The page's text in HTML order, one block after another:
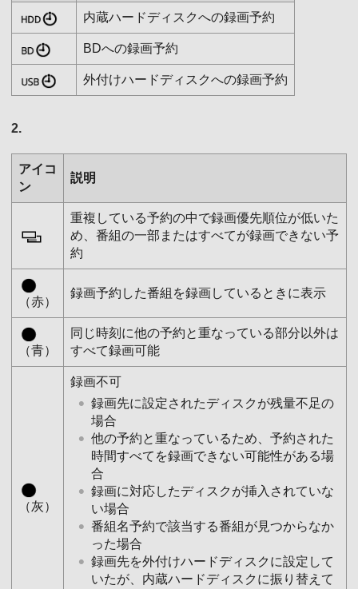
内蔵ハードディスクへの録画予約
BDへの録画予約
外付けハードディスクへの録画予約
2.
アイコ
ン
説明
重複している予約の中で録画優先順位が低いた
め、番組の一部またはすべてが録画できない予
約
（赤）
録画予約した番組を録画しているときに表示
（青）
同じ時刻に他の予約と重なっている部分以外は
すべて録画可能
（灰）
録画不可
録画先に設定されたディスクが残量不足の
場合
他の予約と重なっているため、予約された
時間すべてを録画できない可能性がある場
合
録画に対応したディスクが挿入されていな
い場合
番組名予約で該当する番組が見つからなか
った場合
録画先を外付けハードディスクに設定して
いたが、内蔵ハードディスクに振り替えて